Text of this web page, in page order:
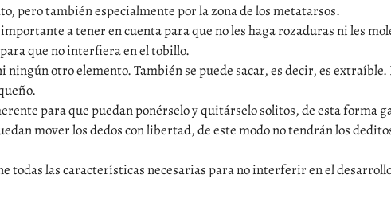
pero también especialmente por la zona de los metatarsos.
a tener en cuenta para que no les haga rozaduras ni les
que no interfiera en el tobillo.
otro elemento. También se puede sacar, es decir, es
para que puedan ponérselo y quitárselo solitos, de esta forma
mover los dedos con libertad, de este modo no tendrán los
todas las características necesarias para no interferir en el